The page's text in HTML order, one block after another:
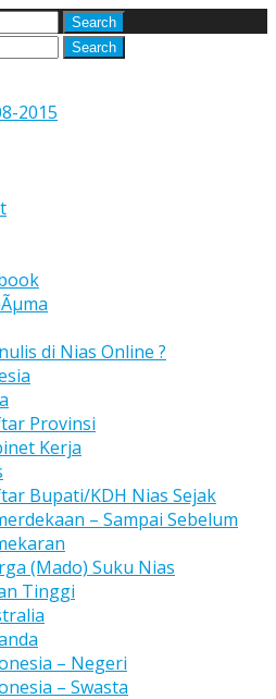
2015
di Nias Online ?
Provinsi
Kerja
Bupati/KDH Nias Sejak
– Sampai Sebelum
(Mado) Suku Nias
Tinggi
– Negeri
– Swasta